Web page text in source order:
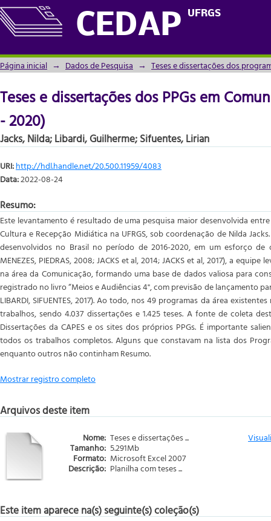
CEDAP UFRGS
Teses e dissertações dos PPGs em
Página inicial → Dados de Pesquisa → Teses e dissertações dos
Teses e dissertações dos PPGs em
- 2020)
Jacks, Nilda; Libardi, Guilherme; Sifuentes, Lirian
URI:http://hdl.handle.net/20.500.11959/4083
Data:2022-08-24
Resumo:
Este levantamento é resultado de uma pesquisa maior desenvolvida
Cultura e Recepção Midiática na UFRGS, sob coordenação de Nilda
desenvolvidos no Brasil no período de 2016-2020, em um esforço de
MENEZES, PIEDRAS, 2008; JACKS et al, 2014; JACKS et al, 2017), a
na área da Comunicação, formando uma base de dados valiosa para
registrado no livro “Meios e Audiências 4", com previsão de lançamento
LIBARDI, SIFUENTES, 2017). Ao todo, nos 49 programas da área
trabalhos, sendo 4.037 dissertações e 1.425 teses. A fonte de coleta
Dissertações da CAPES e os sites dos próprios PPGs. É importante
todos os trabalhos completos. Alguns que constavam na lista dos
enquanto outros não continham Resumo.
Mostrar registro completo
Arquivos deste item
Nome: Teses e dissertações ...
Tamanho: 5.291Mb
Formato: Microsoft Excel 2007
Descrição: Planilha com teses ...
Este item aparece na(s) seguinte(s) coleção(s)